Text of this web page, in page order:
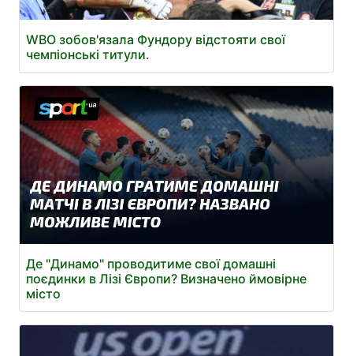
WBO зобов'язала Фундору відстояти свої
чемпіонські титули.
Де "Динамо" проводитиме свої домашні
поєдинки в Лізі Європи? Визначено ймовірне
місто